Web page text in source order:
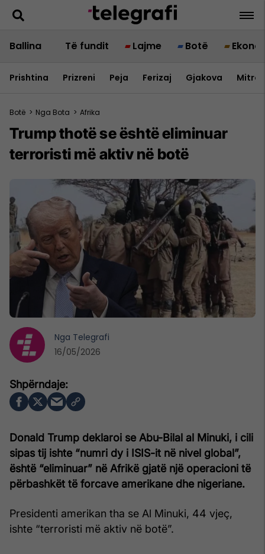
Ballina Të fundit Lajme Botë
Prishtina Prizreni Peja Ferizaj Gjakova
Botë > Nga Bota > Afrika
Trump thotë se është eliminuar
terroristi më aktiv në botë
Donald Trump deklaroi se Abu-Bilal al Minuki, i cili
sipas tij ishte “numri dy i ISIS-it në nivel global”,
është “eliminuar” në Afrikë gjatë një operacioni të
përbashkët të forcave amerikane dhe nigeriane.
Presidenti amerikan tha se Al Minuki, 44 vjeç,
ishte “terroristi më aktiv në botë”.
Nga Telegrafi
16/05/2026